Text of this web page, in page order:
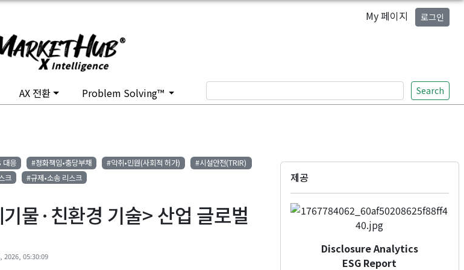
My 페이지 로그인
AX 전환 Problem Solving™ Search
대응 #정화책임•충당부채 #악취•민원(사회적 허가)
#시설안전(TRIR)
크 #규제•소송 리스크
물·친환경 기술> 산업 글로벌
05:30:09
제공
Disclosure Analytics
ESG Report